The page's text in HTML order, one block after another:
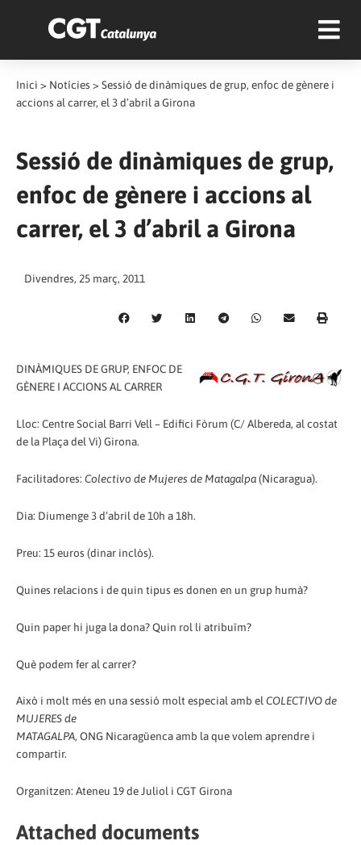
Inici > Notícies > Sessió de dinàmiques de grup, enfoc de gènere i
accions al carrer, el 3 d’abril a Girona
Sessió de dinàmiques de grup,
enfoc de gènere i accions al
carrer, el 3 d’abril a Girona
Divendres, 25 març, 2011
DINÀMIQUES DE GRUP, ENFOC DE
GÈNERE I ACCIONS AL CARRER
Lloc: Centre Social Barri Vell – Edifici Fòrum (C/ Albereda, al costat
de la Plaça del Vi) Girona.
Facilitadores: Colectivo de Mujeres de Matagalpa(Nicaragua).
Dia: Diumenge 3 d’abril de 10h a 18h.
Preu: 15 euros (dinar inclòs).
Quines relacions i de quin tipus es donen en un grup humà?
Quin paper hi juga la dona? Quin rol li atribuïm?
Què podem fer al carrer?
Això i molt més en una sessió molt especial amb elCOLECTIVO de
MUJERES de
MATAGALPA, ONG Nicaragüenca amb la que volem aprendre i
compartir.
Organitzen: Ateneu 19 de Juliol i CGT Girona
Attached documents